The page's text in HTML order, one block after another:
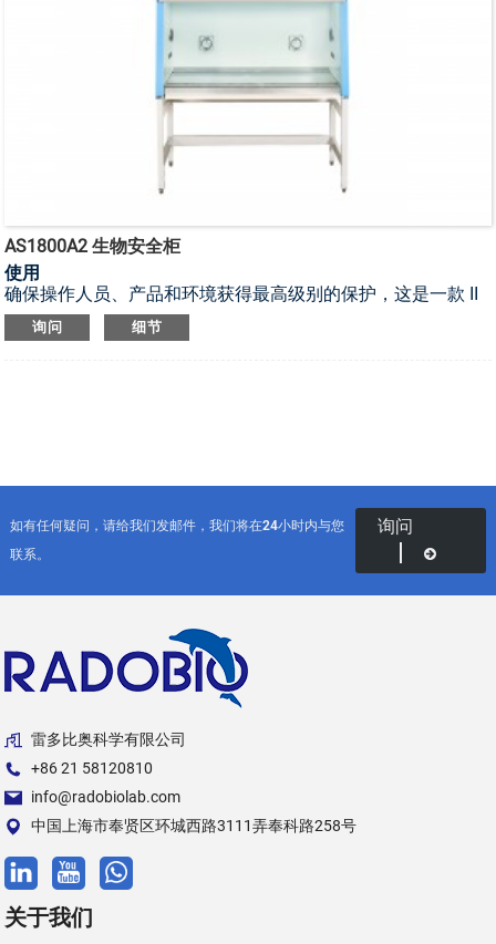
AS1800A2 生物安全柜
使用
确保操作人员、产品和环境获得最高级别的保护，这是一款 II
类 A2 型生物安全柜。
询问 细节
如有任何疑问，请给我们发邮件，我们将在24小时内与您
联系。
询问
雷多比奥科学有限公司
+86 21 58120810
info@radobiolab.com
中国上海市奉贤区环城西路3111弄奉科路258号
关于我们